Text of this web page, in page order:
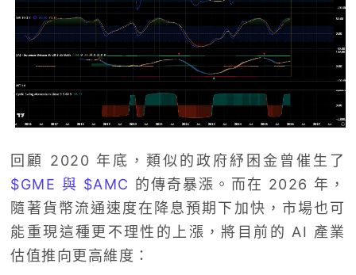
回顧 2020 年底，類似的政府紓困金曾催生了
$GME 與 $AMC 的傳奇暴漲。而在 2026 年，
隨著貨幣流通速度在降息預期下加快，市場也可
能重現這種更不理性的上漲，將目前的 AI 產業
估值推向更高維度：